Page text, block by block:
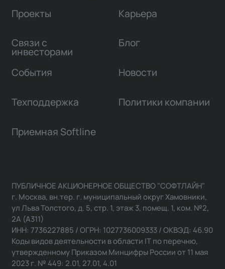
Проекты
Связи с
инвесторами
Карьера
Блог
События Новости
Техподдержка Политики компании
Приемная Softline
ПУБЛИЧНОЕ АКЦИОНЕРНОЕ ОБЩЕСТВО "СОФТЛАЙН"
г. Москва, вн.тер. г. муниципальный округ Хамовники,
ул Льва Толстого, д. 5, стр. 1, этаж 3, помещ. 1, ком. №2,
2А (А311)
ИНН: 7736227885 / ОГРН: 1027736009333 / ОКВЭД: 46.90
Коды видов деятельности в области IT по перечню,
утвержденному Приказом Минцифры России от 11 мая
2023 г. № 449: 2.01, 27.01, 4.01